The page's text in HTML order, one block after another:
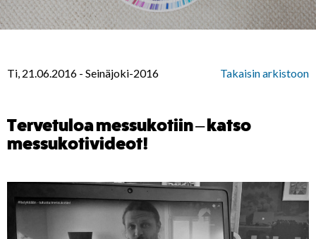
Ti, 21.06.2016 - Seinäjoki-2016 Takaisin arkistoon
Tervetuloa messukotiin – katso
messukotivideot!